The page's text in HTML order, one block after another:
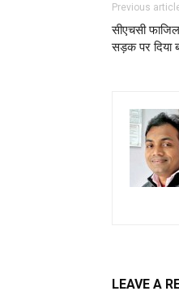
Previous
सीएचसी
सड़क पर दिया
LEAVE A